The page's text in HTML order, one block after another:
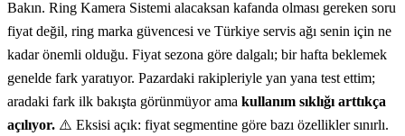
Bakın. Ring Kamera Sistemi alacaksan kafanda olması gereken soru
fiyat değil, ring marka güvencesi ve Türkiye servis ağı senin için ne
kadar önemli olduğu. Fiyat sezona göre dalgalı; bir hafta beklemek
genelde fark yaratıyor. Pazardaki rakipleriyle yan yana test ettim;
aradaki fark ilk bakışta görünmüyor ama kullanım sıklığı arttıkça
açılıyor. ⚠️ Eksisi açık: fiyat segmentine göre bazı özellikler sınırlı.